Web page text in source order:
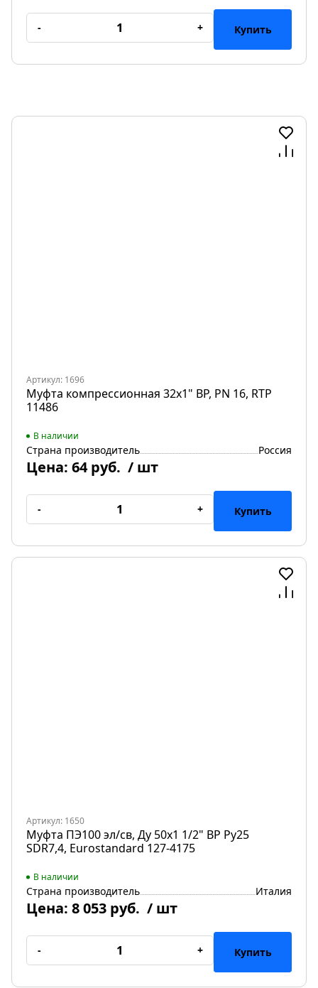
- + Купить
Артикул: 1696
Муфта компрессионная 32х1" ВР, PN 16, RTP
11486
В наличии
Страна производитель Россия
Цена: 64 руб. / шт
- + Купить
Артикул: 1650
Муфта ПЭ100 эл/св, Ду 50х1 1/2" ВР Ру25
SDR7,4, Eurostandard 127-4175
В наличии
Страна производитель Италия
Цена: 8 053 руб. / шт
- + Купить